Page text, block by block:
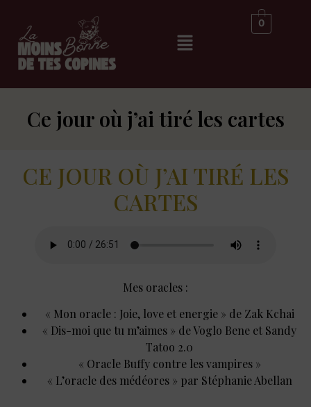
0
Ce jour où j’ai tiré les cartes
CE JOUR OÙ J’AI TIRÉ LES
CARTES
Mes oracles :
« Mon oracle : Joie, love et energie » de Zak Kchai
« Dis-moi que tu m’aimes » de Voglo Bene et Sandy
Tatoo 2.0
« Oracle Buffy contre les vampires »
« L’oracle des médéores » par Stéphanie Abellan